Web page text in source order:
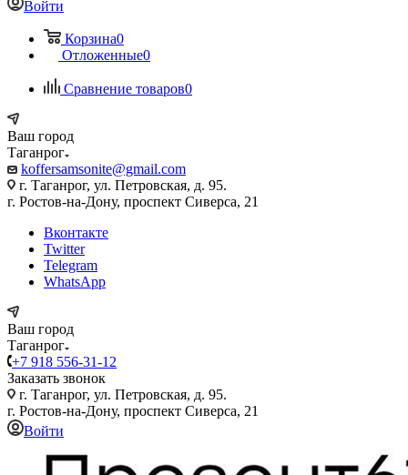
Войти
Корзина0
Отложенные0
Сравнение товаров0
Ваш город
Таганрог
koffersamsonite@gmail.com
г. Таганрог, ул. Петровская, д. 95.
г. Ростов-на-Дону, проспект Сиверса, 21
Вконтакте
Twitter
Telegram
WhatsApp
Ваш город
Таганрог
+7 918 556-31-12
Заказать звонок
г. Таганрог, ул. Петровская, д. 95.
г. Ростов-на-Дону, проспект Сиверса, 21
Войти